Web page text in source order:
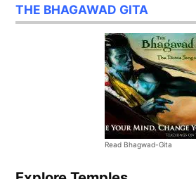
THE BHAGAWAD GITA
Read Bhagwad-Gita